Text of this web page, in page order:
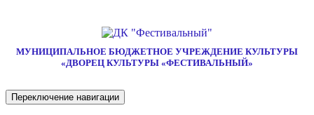
МУНИЦИПАЛЬНОЕ БЮДЖЕТНОЕ УЧРЕЖДЕНИЕ КУЛЬТУРЫ
«ДВОРЕЦ КУЛЬТУРЫ «ФЕСТИВАЛЬНЫЙ»
Переключение навигации